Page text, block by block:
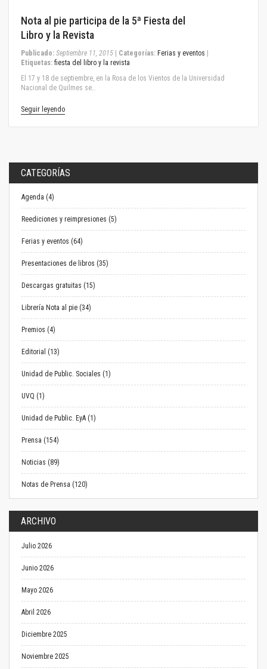
Nota al pie participa de la 5ª Fiesta del
Libro y la Revista
Publicado: Septiembre 11, 2015 Categorías: Ferias y eventos
Etiquetas: fiesta del libro y la revista
El 17 y 18 de septiembre, en la Rosa de los Vientos de la Universidad
Nacional de Quilmes se…
Seguir leyendo
CATEGORÍAS
Agenda (4)
Reediciones y reimpresiones (5)
Ferias y eventos (64)
Presentaciones de libros (35)
Descargas gratuitas (15)
Librería Nota al pie (34)
Premios (4)
Editorial (13)
Unidad de Public. Sociales (1)
UVQ (1)
Unidad de Public. EyA (1)
Prensa (154)
Noticias (89)
Notas de Prensa (120)
ARCHIVO
Julio 2026
Junio 2026
Mayo 2026
Abril 2026
Diciembre 2025
Noviembre 2025